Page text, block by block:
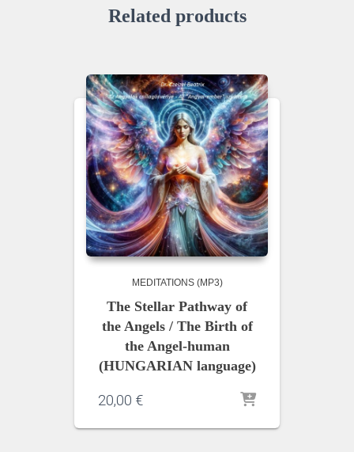
Related products
MEDITATIONS (MP3)
The Stellar Pathway of
the Angels / The Birth of
the Angel-human
(HUNGARIAN language)
20,00 €